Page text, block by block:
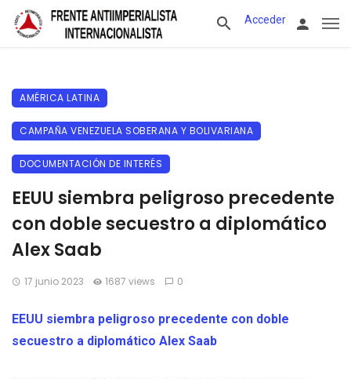
Acceder
AMÉRICA LATINA
CAMPAÑA VENEZUELA SOBERANA Y BOLIVARIANA
DOCUMENTACIÓN DE INTERÉS
EEUU siembra peligroso precedente
con doble secuestro a diplomático
Alex Saab
17 junio 2023 1687 views 0
EEUU siembra peligroso precedente con doble
secuestro a diplomático Alex Saab